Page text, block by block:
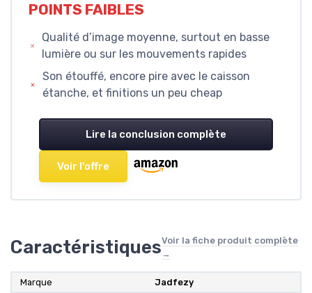
POINTS FAIBLES
Qualité d’image moyenne, surtout en basse
lumière ou sur les mouvements rapides
Son étouffé, encore pire avec le caisson
étanche, et finitions un peu cheap
Lire la conclusion complète
Voir l'offre
CaractéristiquesVoir la fiche produit complète
→
Marque Jadfezy